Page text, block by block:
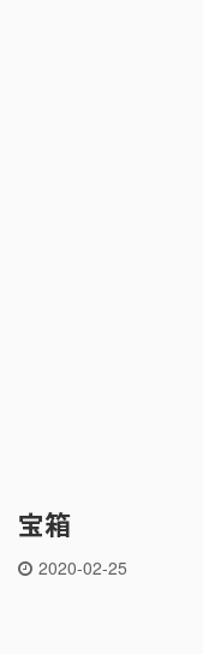
宝箱
2020-02-25